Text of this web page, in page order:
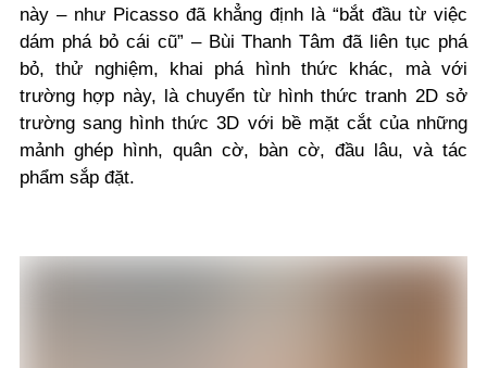
này – như Picasso đã khẳng định là “bắt đầu từ việc
dám phá bỏ cái cũ” – Bùi Thanh Tâm đã liên tục phá
bỏ, thử nghiệm, khai phá hình thức khác, mà với
trường hợp này, là chuyển từ hình thức tranh 2D sở
trường sang hình thức 3D với bề mặt cắt của những
mảnh ghép hình, quân cờ, bàn cờ, đầu lâu, và tác
phẩm sắp đặt.